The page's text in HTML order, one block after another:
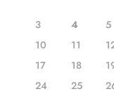
3
4 5
10
11
17
18
24
25